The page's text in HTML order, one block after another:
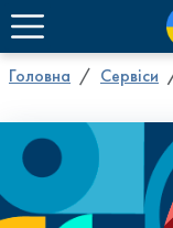
Головна Сервіси